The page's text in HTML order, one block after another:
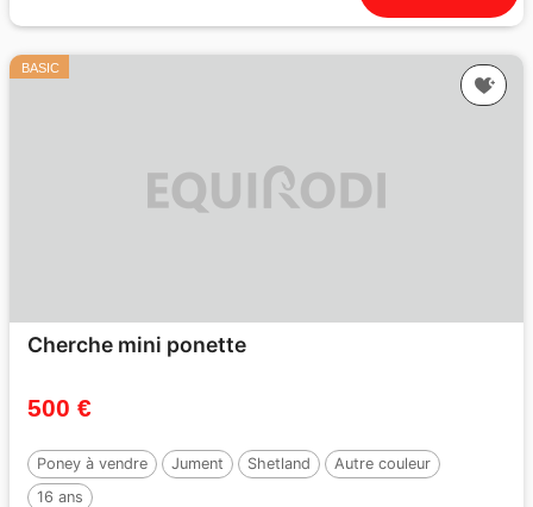
BASIC
Cherche mini ponette
500 €
Poney à vendre Jument Shetland
Autre couleur
16 ans